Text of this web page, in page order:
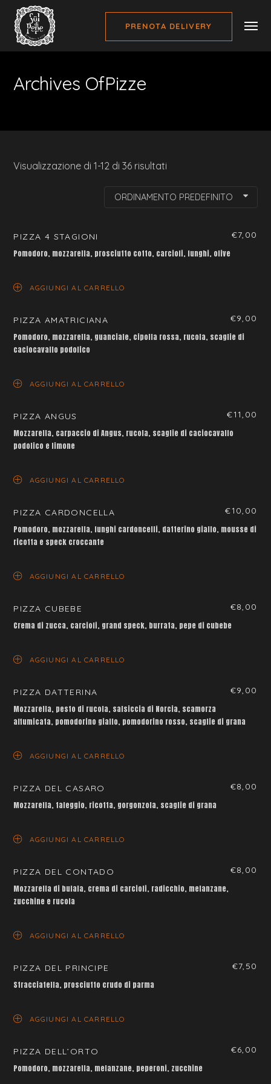
PRENOTA DELIVERY
Archives OfPizze
Visualizzazione di 1-12 di 36 risultati
ORDINAMENTO PREDEFINITO
PIZZA 4 STAGIONI €7,00
Pomodoro, mozzarella, prosciutto cotto, carciofi, funghi, olive
AGGIUNGI AL CARRELLO
PIZZA AMATRICIANA €9,00
Pomodoro, mozzarella, guanciale, cipolla rossa, rucola, scaglie di
caciocavallo podolico
AGGIUNGI AL CARRELLO
PIZZA ANGUS €11,00
Mozzarella, carpaccio di Angus, rucola, scaglie di caciocavallo
podolico e limone
AGGIUNGI AL CARRELLO
PIZZA CARDONCELLA €10,00
Pomodoro, mozzarella, funghi cardoncelli, datterino giallo, mousse di
ricotta e speck croccante
AGGIUNGI AL CARRELLO
PIZZA CUBEBE €8,00
Crema di zucca, carciofi, grand speck, burrata, pepe di cubebe
AGGIUNGI AL CARRELLO
PIZZA DATTERINA €9,00
Mozzarella, pesto di rucola, salsiccia di Norcia, scamorza
affumicata, pomodorino giallo, pomodorino rosso, scaglie di grana
AGGIUNGI AL CARRELLO
PIZZA DEL CASARO €8,00
Mozzarella, taleggio, ricotta, gorgonzola, scaglie di grana
AGGIUNGI AL CARRELLO
PIZZA DEL CONTADO €8,00
Mozzarella di bufala, crema di carciofi, radicchio, melanzane,
zucchine e rucola
AGGIUNGI AL CARRELLO
PIZZA DEL PRINCIPE €7,50
Stracciatella, prosciutto crudo di parma
AGGIUNGI AL CARRELLO
PIZZA DELL’ORTO €6,00
Pomodoro, mozzarella, melanzane, peperoni, zucchine